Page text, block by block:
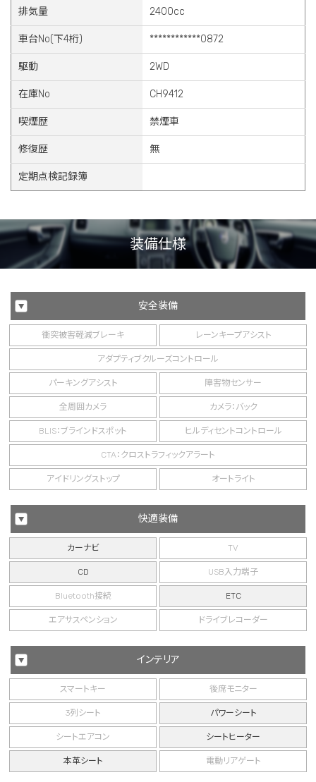
排気量 2400cc
車台No(下4桁) ************0872
駆動 2WD
在庫No CH9412
喫煙歴 禁煙車
修復歴 無
定期点検記録簿
装備仕様
安全装備
衝突被害軽減ブレーキ
アダプティブクルーズコントロール
レーンキープアシスト
パーキングアシスト 障害物センサー
全周囲カメラ カメラ：バック
BLIS：ブラインドスポット ヒルディセントコントロール
CTA：クロストラフィックアラート
アイドリングストップ オートライト
快適装備
カーナビ TV
CD USB入力端子
Bluetooth接続 ETC
エアサスペンション ドライブレコーダー
インテリア
スマートキー 後席モニター
3列シート パワーシート
シートエアコン シートヒーター
本革シート 電動リアゲート